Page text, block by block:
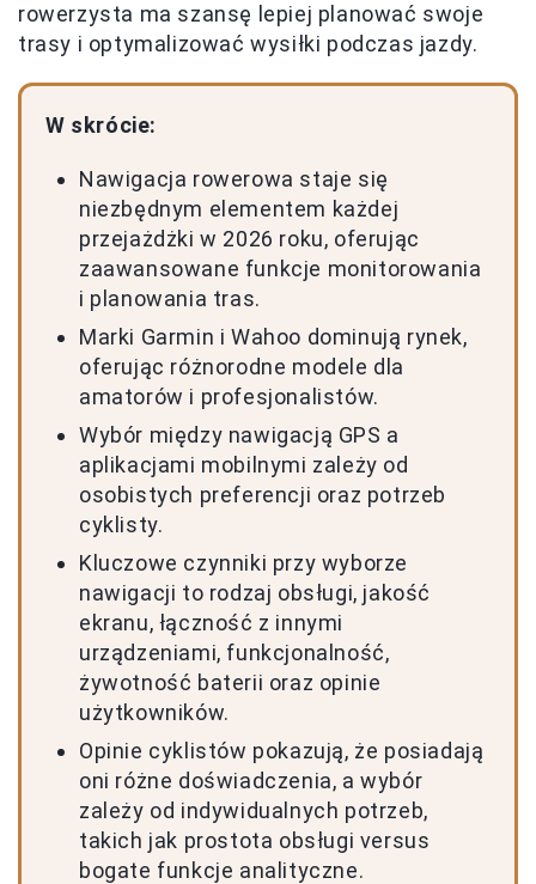
rowerzysta ma szansę lepiej planować swoje
trasy i optymalizować wysiłki podczas jazdy.
W skrócie:
Nawigacja rowerowa staje się
niezbędnym elementem każdej
przejażdżki w 2026 roku, oferując
zaawansowane funkcje monitorowania
i planowania tras.
Marki Garmin i Wahoo dominują rynek,
oferując różnorodne modele dla
amatorów i profesjonalistów.
Wybór między nawigacją GPS a
aplikacjami mobilnymi zależy od
osobistych preferencji oraz potrzeb
cyklisty.
Kluczowe czynniki przy wyborze
nawigacji to rodzaj obsługi, jakość
ekranu, łączność z innymi
urządzeniami, funkcjonalność,
żywotność baterii oraz opinie
użytkowników.
Opinie cyklistów pokazują, że posiadają
oni różne doświadczenia, a wybór
zależy od indywidualnych potrzeb,
takich jak prostota obsługi versus
bogate funkcje analityczne.